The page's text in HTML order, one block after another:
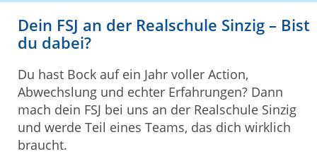
Dein FSJ an der Realschule Sinzig – Bist
du dabei?
Du hast Bock auf ein Jahr voller Action,
Abwechslung und echter Erfahrungen? Dann
mach dein FSJ bei uns an der Realschule Sinzig
und werde Teil eines Teams, das dich wirklich
braucht.